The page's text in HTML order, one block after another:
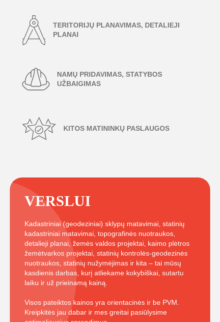
TERITORIJŲ PLANAVIMAS, DETALIEJI
PLANAI
NAMŲ PRIDAVIMAS, STATYBOS
UŽBAIGIMAS
KITOS MATININKŲ PASLAUGOS
VERSLUI
Kadastriniai (geodeziniai) sklypų matavimai, statinių
kadastriniai matavimai, topografinės nuotraukos,
detalieji planai, žemės valdos projektai, kaimo plėtros
žemėtvarkos projektai, statinių kontrolės-geodezinės
nuotraukos, statinių nužymėjimas ir kita – tai mūsų
kasdienis darbas, kurį atliekame kokybiškai, sutartu
laiku ir už prieinamą kainą.
Visos pateiktos kainos yra orientacinės ir be PVM.
Kreipkitės jau dabar ir mes greitai pasiūlysime